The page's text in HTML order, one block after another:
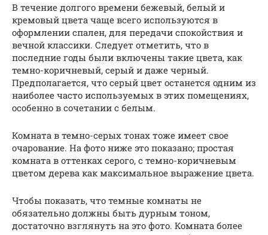
В течение долгого времени бежевый, белый и
кремовый цвета чаще всего используются в
оформлении спален, для передачи спокойствия и
вечной классики. Следует отметить, что в
последние годы были включены такие цвета, как
темно-коричневый, серый и даже черный.
Предполагается, что серый цвет останется одним из
наиболее часто используемых в этих помещениях,
особенно в сочетании с белым.
Комната в темно-серых тонах тоже имеет свое
очарование. На фото ниже это показано; простая
комната в оттенках серого, с темно-коричневым
цветом дерева как максимальное выражение цвета.
Чтобы показать, что темные комнаты не
обязательно должны быть дурным тоном,
достаточно взглянуть на это фото. Комната более